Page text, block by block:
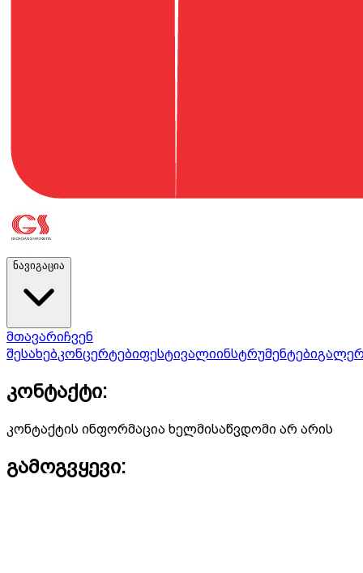
ნავიგაცია
მთავარიჩვენ
შესახებკონცერტებიფესტივალიინსტრუმენტები
კონტაქტი:
კონტაქტის ინფორმაცია ხელმისაწვდომი არ არის
გამოგვყევი: